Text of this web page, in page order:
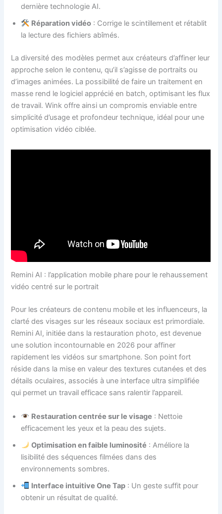
dernière technologie AI.
Réparation vidéo : Corrige le scintillement et rétablit
la lecture des fichiers abîmés.
La diversité des modèles permet aux créateurs d’affiner leur
approche selon le contenu, qu’il s’agisse de portraits ou
d’images animées. La possibilité de faire un traitement en
masse rend le logiciel apprécié en batch, optimisant les flux
de travail. Wink offre ainsi un compromis enviable entre
simplicité d’usage et profondeur technique, idéal pour une
optimisation vidéo ciblée.
Remini AI : l’application mobile phare pour le rehaussement
vidéo centré sur le portrait
Pour les créateurs de contenu mobile et les influenceurs, la
clarté des visages sur les réseaux sociaux est primordiale.
Remini AI, initiée dans la restauration photo, est devenue
une solution incontournable en 2026 pour affiner
rapidement les vidéos sur smartphone. Son point fort
réside dans la mise en valeur des textures cutanées et des
détails oculaires, associés à une interface ultra simplifiée
qui permet un travail efficace sans ralentir l’appareil.
Restauration centrée sur le visage : Nettoie
efficacement les yeux et la peau des sujets.
Optimisation en faible luminosité : Améliore la
lisibilité des séquences filmées dans des
environnements sombres.
Interface intuitive One Tap : Un geste suffit pour
obtenir un résultat de qualité.